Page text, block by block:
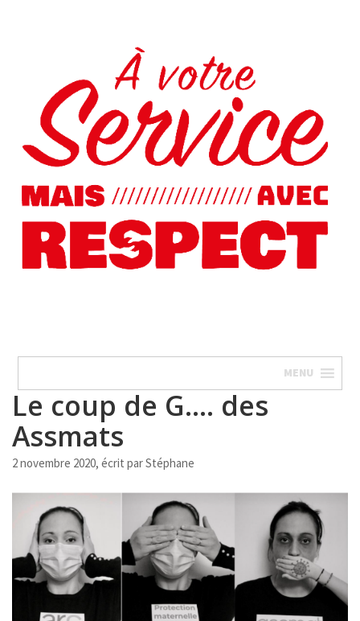
MENU
Le coup de G…. des
Assmats
2 novembre 2020, écrit parStéphane